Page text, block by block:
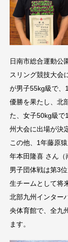
日南市総合運動公
スリング競技大会
が男子55kg級で、
優勝を果たし、北
た、女子50kg級で
州大会に出場が決
この他、1年藤原
年本田隆喜 さん（
男子団体戦は第3
生チームとして将
北部九州インター
央体育館で、全九
ます。